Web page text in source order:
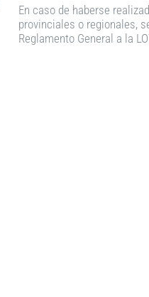
En caso de haberse
provinciales o regionales,
Reglamento General a la